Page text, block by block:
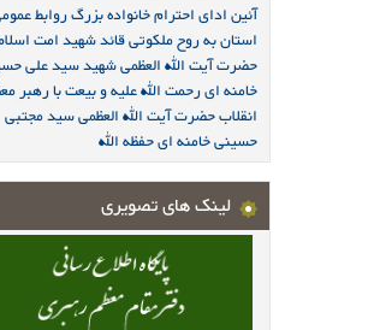
آئین ادای احترام خانواده بزرگ روابط
استان به روح ملکوتی قائد شهید امت
حضرت آیت الله العظمی شهید سید علی
خامنه ای رحمت الله علیه و بیعت با رهبر
انقلاب حضرت آیت الله العظمی سید مجتبی
حسینی خامنه ای حفظه الله
لینک های تصویری